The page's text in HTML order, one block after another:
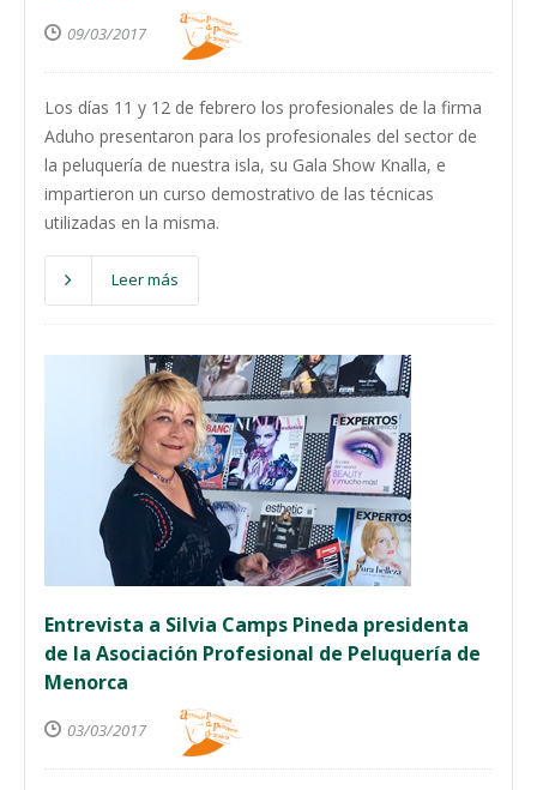
09/03/2017
Los días 11 y 12 de febrero los profesionales de la firma
Aduho presentaron para los profesionales del sector de
la peluquería de nuestra isla, su Gala Show Knalla, e
impartieron un curso demostrativo de las técnicas
utilizadas en la misma.
Leer más
Entrevista a Silvia Camps Pineda presidenta
de la Asociación Profesional de Peluquería de
Menorca
03/03/2017